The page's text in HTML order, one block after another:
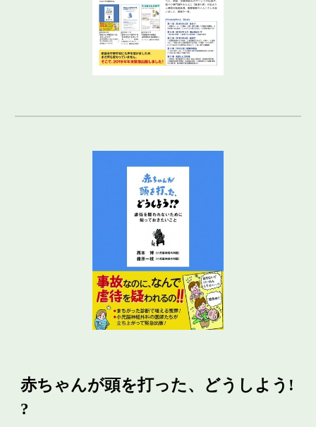
赤ちゃんが頭を打った、どうしよう!
?